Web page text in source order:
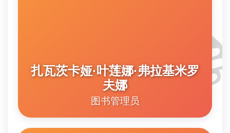
扎瓦茨卡娅·叶莲娜·弗拉基米罗
夫娜
图书管理员